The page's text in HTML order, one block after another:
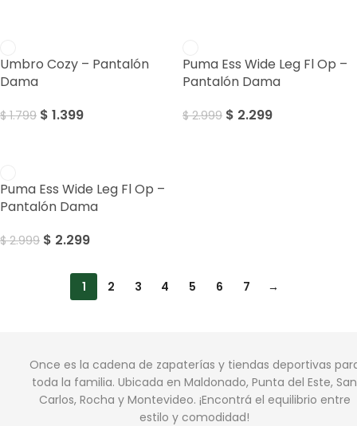
Umbro Cozy – Pantalón
Dama
$1.799 $ 1.399
Puma Ess Wide Leg Fl Op –
Pantalón Dama
$2.999 $ 2.299
Puma Ess Wide Leg Fl Op –
Pantalón Dama
$2.999 $ 2.299
1 2 3 4 5 6 7 →
Once es la cadena de zapaterías y tiendas deportivas
toda la familia. Ubicada en Maldonado, Punta del Este, San
Carlos, Rocha y Montevideo. ¡Encontrá el equilibrio entre
estilo y comodidad!